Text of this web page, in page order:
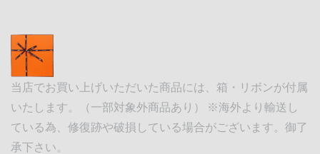
当店でお買い上げいただいた商品には、箱・リボンが付属
いたします。（一部対象外商品あり） ※海外より輸送し
ている為、修復跡や破損している場合がございます。御了
承下さい。